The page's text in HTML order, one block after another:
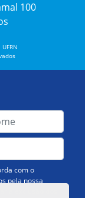
100
com o
pela nossa